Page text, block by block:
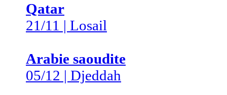
Qatar
21/11 | Losail
Arabie saoudite
05/12 | Djeddah